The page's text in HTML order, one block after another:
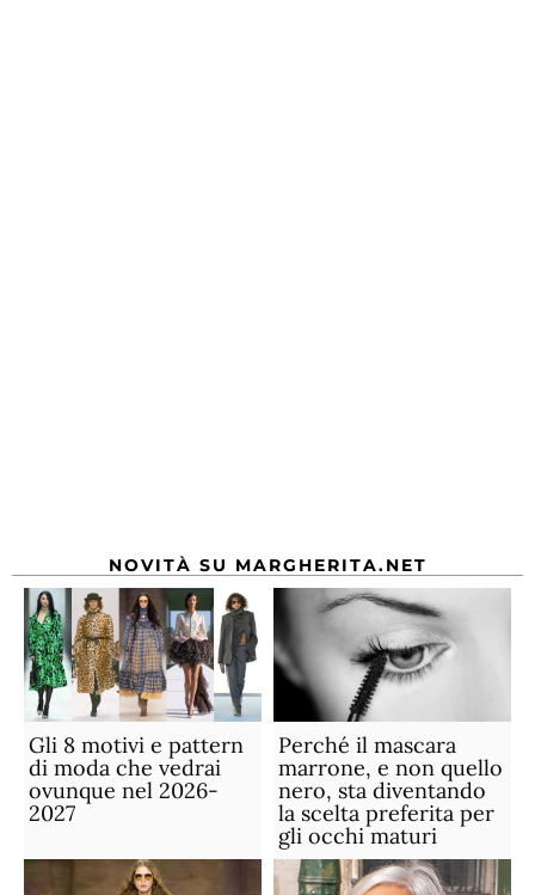
NOVITÀ SU MARGHERITA.NET
Gli 8 motivi e pattern
di moda che vedrai
ovunque nel 2026-
2027
Perché il mascara
marrone, e non quello
nero, sta diventando
la scelta preferita per
gli occhi maturi